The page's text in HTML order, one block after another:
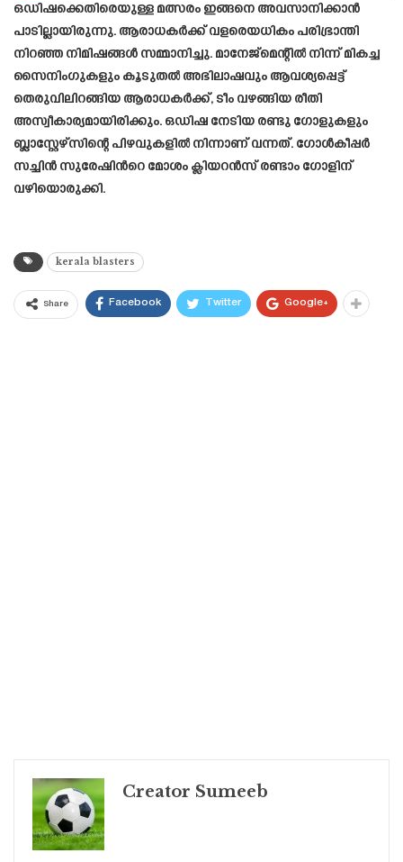
ഒഡിഷക്കെതിരെയുള്ള മത്സരം ഇങ്ങനെ അവസാനിക്കാൻ
പാടില്ലായിരുന്നു. ആരാധകർക്ക് വളരെയധികം പരിഭ്രാന്തി
നിറഞ്ഞ നിമിഷങ്ങൾ സമ്മാനിച്ചു. മാനേജ്‌മെന്റിൽ നിന്ന് മികച്ച
സൈനിംഗുകളും കൂടുതൽ അഭിലാഷവും ആവശ്യപ്പെട്ട്
തെരുവിലിറങ്ങിയ ആരാധകർക്ക്, ടീം വഴങ്ങിയ രീതി
അസ്വീകാര്യമായിരിക്കും. ഒഡിഷ നേടിയ രണ്ടു ഗോളുകളും
ബ്ലാസ്റ്റേഴ്സിന്റെ പിഴവുകളിൽ നിന്നാണ് വന്നത്. ഗോൾകീപ്പർ
സച്ചിൻ സുരേഷിൻറെ മോശം ക്ലിയറൻസ് രണ്ടാം ഗോളിന്
വഴിയൊരുക്കി.
kerala blasters
Share Facebook Twitter Google+
Creator Sumeeb